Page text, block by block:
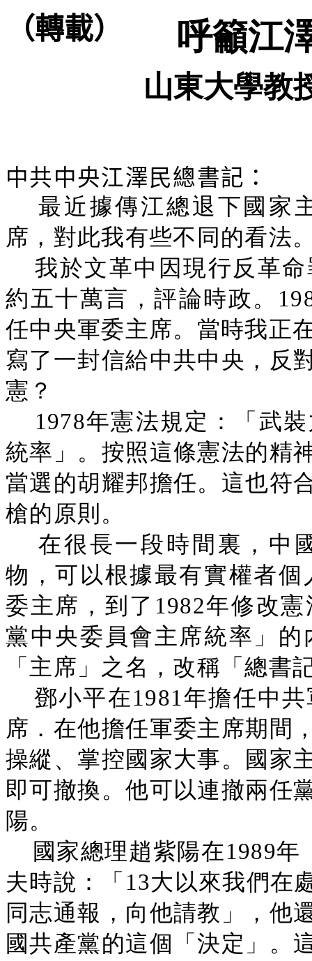
（轉載） 呼籲江
山東大學教
中共中央江澤民總書記：
最近據傳江總退下國家
席，對此我有些不同的看法
我於文革中因現行反革
約五十萬言，評論時政。
任中央軍委主席。當時我正
寫了一封信給中共中央，反
憲？
1978年憲法規定：「武
統率」。按照這條憲法的精
當選的胡耀邦擔任。這也符
槍的原則。
在很長一段時間裏，中
物，可以根據最有實權者
委主席，到了1982年修改
黨中央委員會主席統率」
「主席」之名，改稱「總書
鄧小平在1981年擔任中
席．在他擔任軍委主席期間
操縱、掌控國家大事。國家
即可撤換。他可以連撤兩任
陽。
國家總理趙紫陽在1989
夫時說：「13大以來我們在
同志通報，向他請教」，他
國共產黨的這個「決定」。